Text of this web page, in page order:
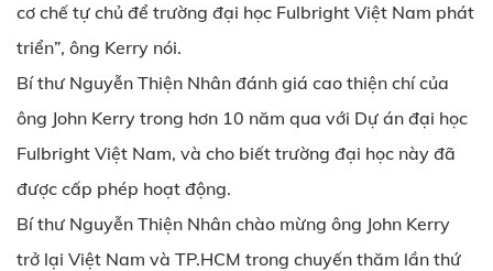
cơ chế tự chủ để trường đại học Fulbright Việt Nam phát
triển”, ông Kerry nói.
Bí thư Nguyễn Thiện Nhân đánh giá cao thiện chí của
ông John Kerry trong hơn 10 năm qua với Dự án đại học
Fulbright Việt Nam, và cho biết trường đại học này đã
được cấp phép hoạt động.
Bí thư Nguyễn Thiện Nhân chào mừng ông John Kerry
trở lại Việt Nam và TP.HCM trong chuyến thăm lần thứ